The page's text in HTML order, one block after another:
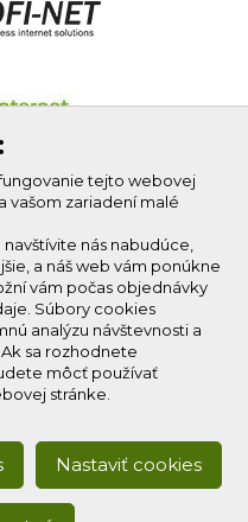
tejto webovej
vašom zariadení malé
nás nabudúce,
a náš web vám ponúkne
vám počas objednávky
Súbory cookies
analýzu návštevnosti a
sa rozhodnete
môcť používať
stránke.
Nastaviť cookies